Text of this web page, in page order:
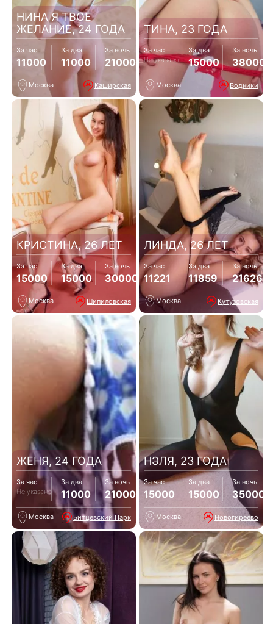
НИНА Я ТВОЕ
ЖЕЛАНИЕ, 24 ГОДА
За час
11000
За два
11000
За ночь
21000
Москва Каширская
ТИНА, 23 ГОДА
За час
Не указано
За два
15000
За ночь
38000
Москва Водники
КРИСТИНА, 26 ЛЕТ
За час
15000
За два
15000
За ночь
30000
Москва Шипиловская
ЛИНДА, 26 ЛЕТ
За час
11221
За два
11859
За ночь
21626
Москва Кутузовская
ЖЕНЯ, 24 ГОДА
За час
Не указано
За два
11000
За ночь
21000
Москва Битцевский Парк
НЭЛЯ, 23 ГОДА
За час
15000
За два
15000
За ночь
35000
Москва Новогиреево